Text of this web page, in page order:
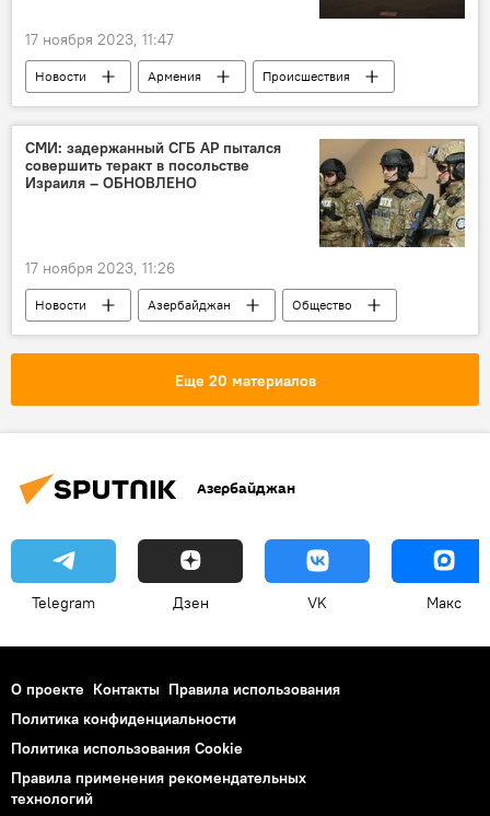
17 ноября 2023, 11:47
Новости Армения
Происшествия
Взрыв
Ереван
ВУЗ
Гибель
СМИ: задержанный СГБ АР пытался
совершить теракт в посольстве
Израиля – ОБНОВЛЕНО
17 ноября 2023, 11:26
Новости Азербайджан
Общество
Террористический акт
Сабаильский район
Суд Арест
Еще 20 материалов
Азербайджан
Telegram Дзен VK Макс
О проекте Контакты Правила использования
Политика конфиденциальности
Политика использования Cookie
Правила применения рекомендательных
технологий